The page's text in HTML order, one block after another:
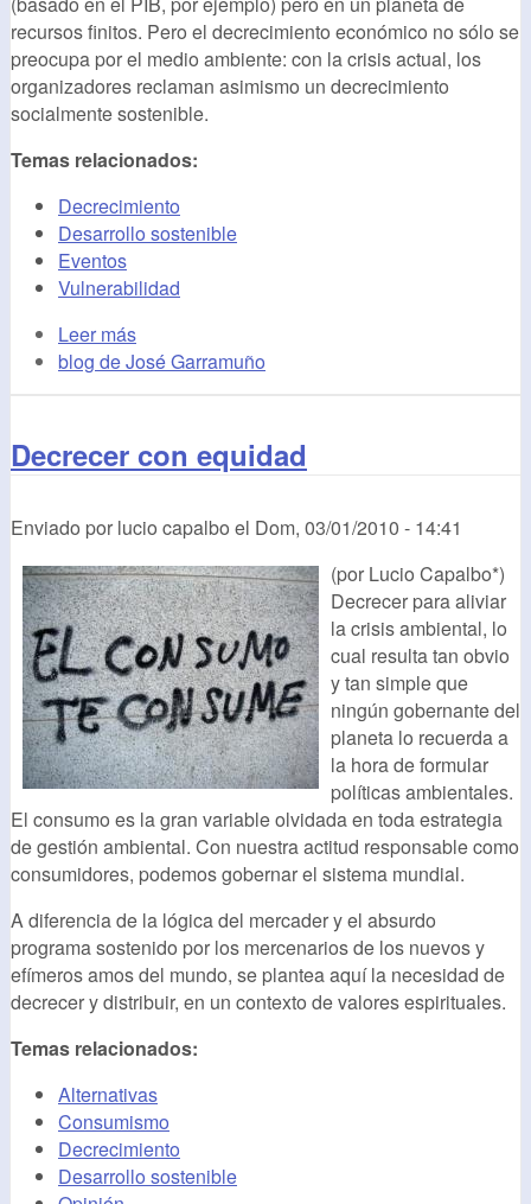
recursos finitos. Pero el decrecimiento económico no sólo se
preocupa por el medio ambiente: con la crisis actual, los
organizadores reclaman asimismo un decrecimiento
socialmente sostenible.
Temas relacionados:
Decrecimiento
Desarrollo sostenible
Eventos
Vulnerabilidad
Leer más
blog de José Garramuño
Decrecer con equidad
Enviado por lucio capalbo el Dom, 03/01/2010 - 14:41
(por Lucio Capalbo*)
Decrecer para aliviar
la crisis ambiental, lo
cual resulta tan obvio
y tan simple que
ningún gobernante del
planeta lo recuerda a
la hora de formular
políticas ambientales.
El consumo es la gran variable olvidada en toda estrategia
de gestión ambiental. Con nuestra actitud responsable como
consumidores, podemos gobernar el sistema mundial.
A diferencia de la lógica del mercader y el absurdo
programa sostenido por los mercenarios de los nuevos y
efímeros amos del mundo, se plantea aquí la necesidad de
decrecer y distribuir, en un contexto de valores espirituales.
Temas relacionados:
Alternativas
Consumismo
Decrecimiento
Desarrollo sostenible